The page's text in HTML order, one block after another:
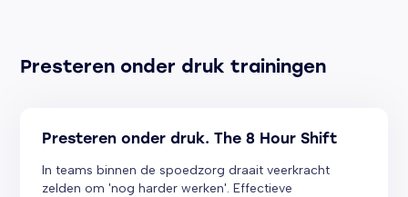
Presteren onder druk trainingen
Presteren onder druk. The 8 Hour Shift
In teams binnen de spoedzorg draait veerkracht
zelden om 'nog harder werken'. Effectieve